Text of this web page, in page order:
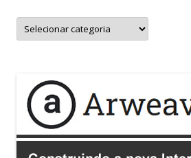
Guia
de
Empresas: